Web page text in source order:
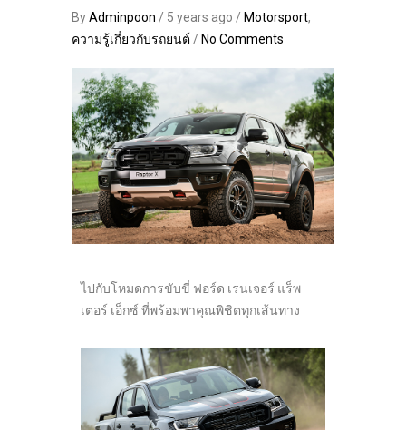
ByAdminpoon / 5 years ago / Motorsport,
ความรู้เกี่ยวกับรถยนต์ / No Comments
ไปกับโหมดการขับขี่ ฟอร์ด เรนเจอร์ แร็พ
เตอร์ เอ็กซ์ ที่พร้อมพาคุณพิชิตทุกเส้นทาง